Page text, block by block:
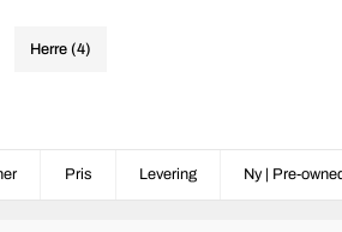
Herre (4)
Pris Levering Ny | Pre-